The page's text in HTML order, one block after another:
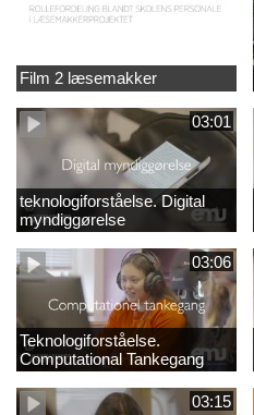
Film 2 læsemakker
03:01
teknologiforståelse. Digital
myndiggørelse
03:06
Teknologiforståelse.
Computational Tankegang
03:15